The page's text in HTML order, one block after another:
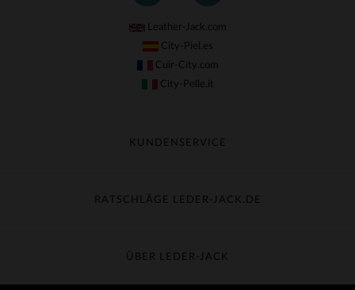
Leather-Jack.com
City-Piel.es
Cuir-City.com
City-Pelle.it
KUNDENSERVICE
Umtausch & Widerruf
Kundenservice kontaktieren
RATSCHLÄGE LEDER-JACK.DE
Material-Guide
ÜBER LEDER-JACK